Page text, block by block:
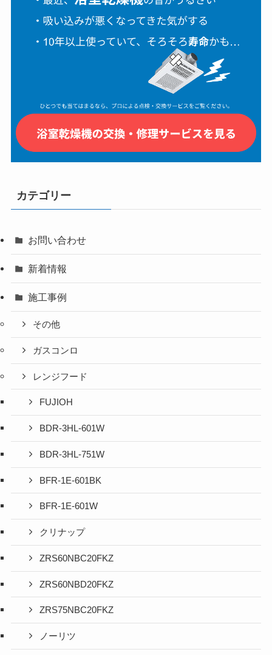
カテゴリー
お問い合わせ
新着情報
施工事例
その他
ガスコンロ
レンジフード
FUJIOH
BDR-3HL-601W
BDR-3HL-751W
BFR-1E-601BK
BFR-1E-601W
クリナップ
ZRS60NBC20FKZ
ZRS60NBD20FKZ
ZRS75NBC20FKZ
ノーリツ